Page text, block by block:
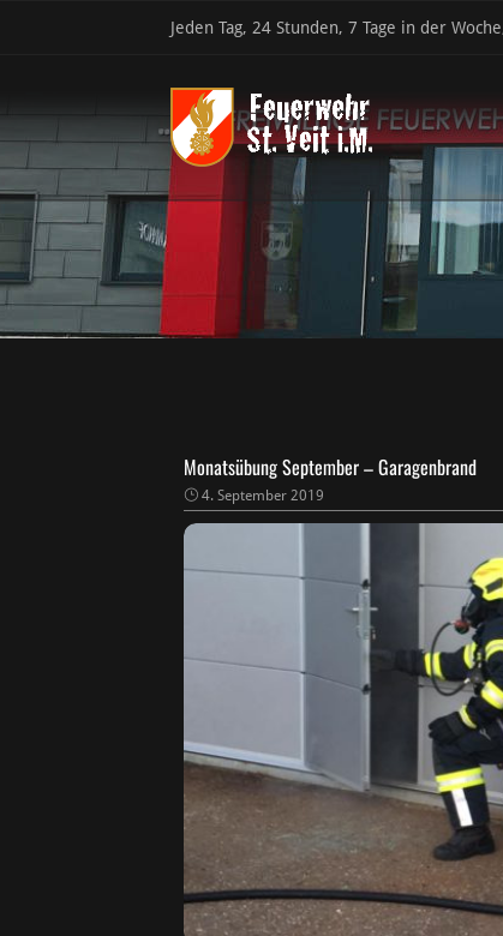
Jeden Tag, 24 Stunden, 7 Tage in der
Monatsübung September – Garagenbrand
4. September 2019